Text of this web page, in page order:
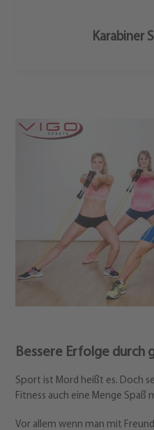
Mehr
Karabiner
Bessere Erfolge durch
Sport ist Mord heißt es. Doch
Fitness auch eine Menge Spaß
Vor allem wenn man mit